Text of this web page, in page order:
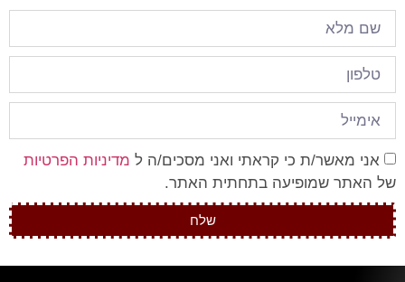
אני מאשר/ת כי קראתי ואני מסכים/ה ל מדיניות הפרטיות
של האתר שמופיעה בתחתית האתר.
שלח